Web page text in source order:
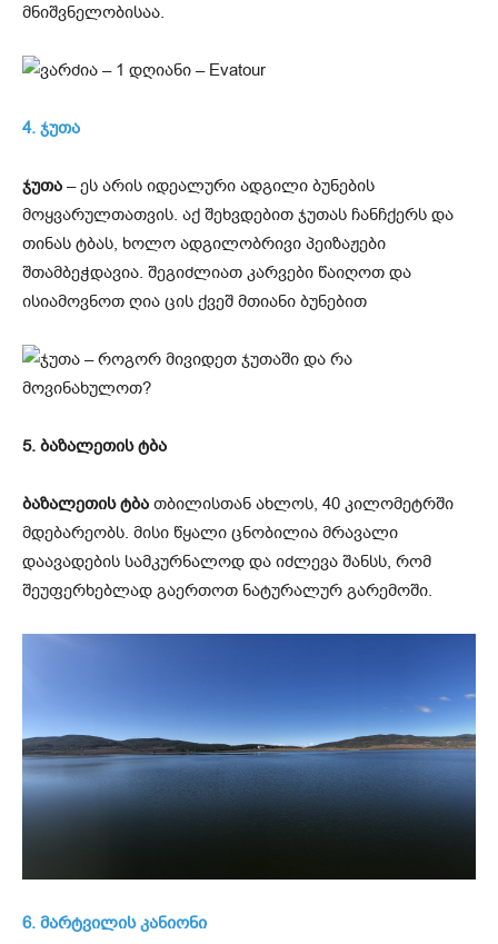
მნიშვნელობისაა.
4. ჯუთა
ჯუთა – ეს არის იდეალური ადგილი ბუნების
მოყვარულთათვის. აქ შეხვდებით ჯუთას ჩანჩქერს და
თინას ტბას, ხოლო ადგილობრივი პეიზაჟები
შთამბეჭდავია. შეგიძლიათ კარვები წაიღოთ და
ისიამოვნოთ ღია ცის ქვეშ მთიანი ბუნებით
5. ბაზალეთის ტბა
ბაზალეთის ტბა თბილისთან ახლოს, 40 კილომეტრში
მდებარეობს. მისი წყალი ცნობილია მრავალი
დაავადების სამკურნალოდ და იძლევა შანსს, რომ
შეუფერხებლად გაერთოთ ნატურალურ გარემოში.
6. მარტვილის კანიონი